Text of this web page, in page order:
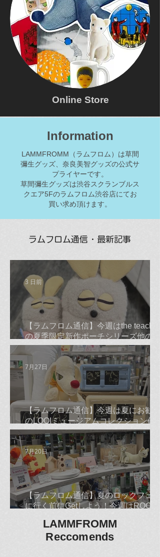
Online Store
Information
LAMMFROMM（ラムフロム）は草間
彌生グッズ、奈良美智グッズの公式サ
プライヤーです。
草間彌生グッズは渋谷スクランブルス
クエア5Fのラムフロム渋谷店にてお
買い求め頂けます。
ラムフロム通信・最新記事
【ラムフロム通信】今週はthe teachers
の夏季限定新作ポーチシリーズ他のご
紹介です☆
3 日前
【ラムフロム通信】今週は夏にお勧め
のLOQIミュージアムコレクション他の
ご紹介です☆
7月27日
【ラムフロム通信】夏のロックフェス
に行く前にGetしよう！今週はROCK
介です☆
7月20日
LAMMFROMM
Reccomends